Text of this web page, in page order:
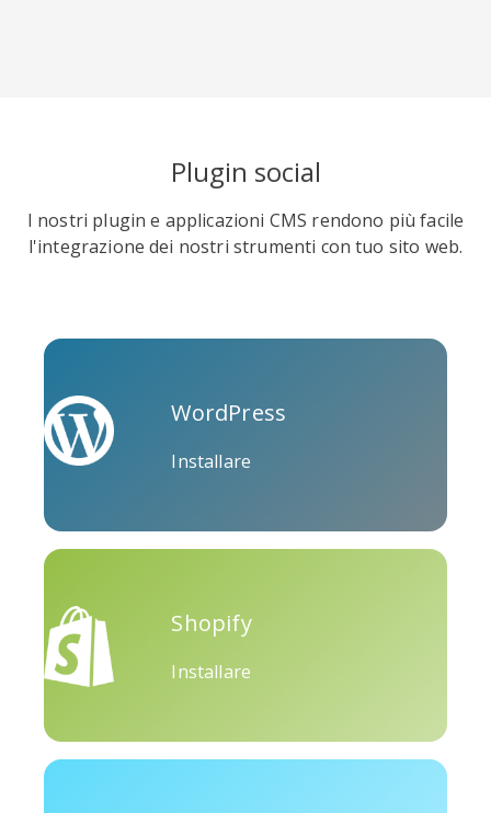
Okru Medio Airbnb
Plugin social
I nostri plugin e applicazioni CMS rendono più facile
l'integrazione dei nostri strumenti con tuo sito web.
WordPress
Installare
Shopify
Installare